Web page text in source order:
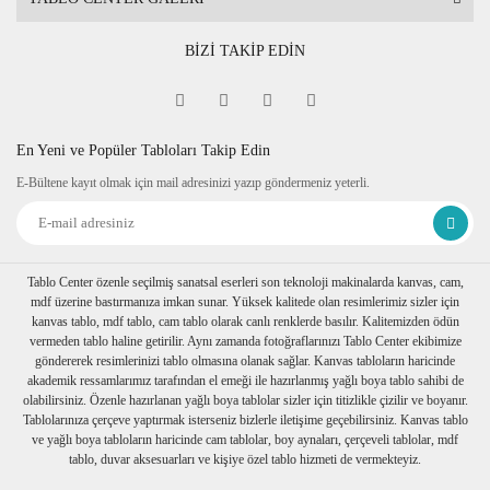
BİZİ TAKİP EDİN
En Yeni ve Popüler Tabloları Takip Edin
E-Bültene kayıt olmak için mail adresinizi yazıp göndermeniz yeterli.
Tablo Center özenle seçilmiş sanatsal eserleri son teknoloji makinalarda kanvas, cam,
mdf üzerine bastırmanıza imkan sunar. Yüksek kalitede olan resimlerimiz sizler için
kanvas tablo, mdf tablo, cam tablo olarak canlı renklerde basılır. Kalitemizden ödün
vermeden tablo haline getirilir. Aynı zamanda fotoğraflarınızı Tablo Center ekibimize
göndererek resimlerinizi tablo olmasına olanak sağlar. Kanvas tabloların haricinde
akademik ressamlarımız tarafından el emeği ile hazırlanmış yağlı boya tablo sahibi de
olabilirsiniz. Özenle hazırlanan yağlı boya tablolar sizler için titizlikle çizilir ve boyanır.
Tablolarınıza çerçeve yaptırmak isterseniz bizlerle iletişime geçebilirsiniz. Kanvas tablo
ve yağlı boya tabloların haricinde cam tablolar, boy aynaları, çerçeveli tablolar, mdf
tablo, duvar aksesuarları ve kişiye özel tablo hizmeti de vermekteyiz.